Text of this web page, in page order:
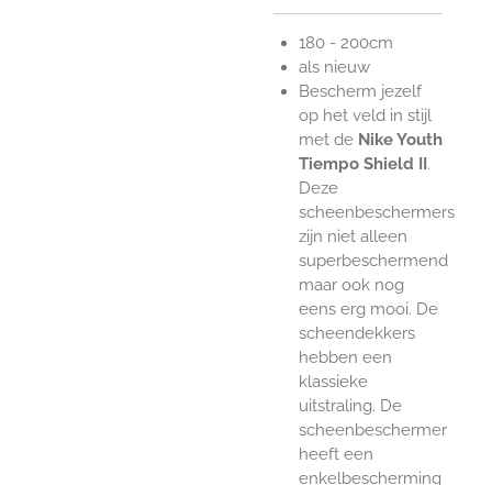
180 - 200cm
als nieuw
Bescherm jezelf
op het veld in stijl
met de Nike Youth
Tiempo Shield II.
Deze
scheenbeschermers
zijn niet alleen
superbeschermend
maar ook nog
eens erg mooi. De
scheendekkers
hebben een
klassieke
uitstraling. De
scheenbeschermer
heeft een
enkelbescherming